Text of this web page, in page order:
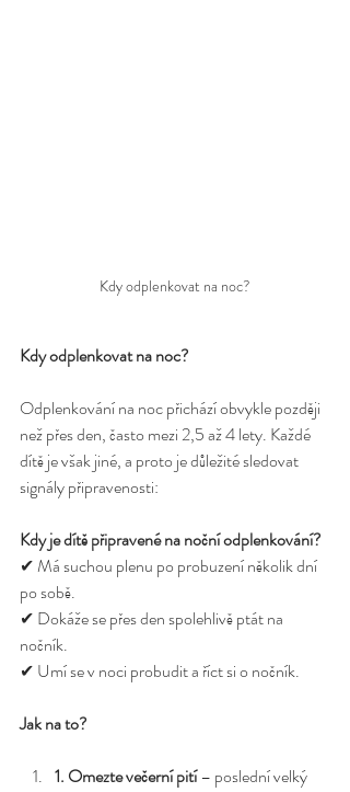
Kdy odplenkovat na noc?
Kdy odplenkovat na noc?
Odplenkování na noc přichází obvykle později
než přes den, často mezi 2,5 až 4 lety. Každé
dítě je však jiné, a proto je důležité sledovat
signály připravenosti:
Kdy je dítě připravené na noční odplenkování?
✔ Má suchou plenu po probuzení několik dní
po sobě.
✔ Dokáže se přes den spolehlivě ptát na
nočník.
✔ Umí se v noci probudit a říct si o nočník.
Jak na to?
1. Omezte večerní pití – poslední velký